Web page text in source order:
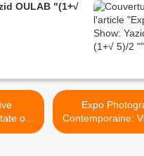
OULAB "(1+√
of
now
Expo
Contemporaine:
"Album et Post-